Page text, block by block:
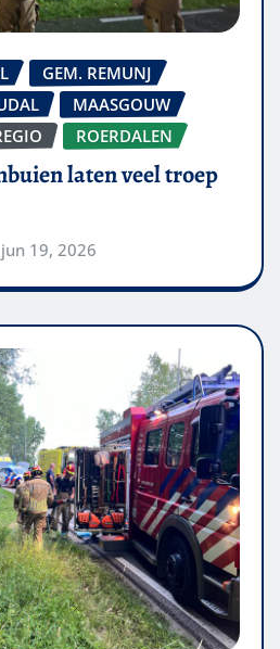
GEM. REMUNJ
MAASGOUW
ROERDALEN
laten veel troep
jun 19, 2026